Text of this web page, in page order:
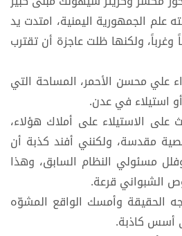
الجمهورية اليمنية، امتدت يد
ولكنها ظلت عاجزة أن تقترب
علي محسن الأحمر، المساحة التي
استيلاء في عدن.
على الاستيلاء على أملاك هؤلاء،
مقدسة، ولكنني أفند كذبة أن
مسئولي النظام السابق، وهذا
الشبواني قرعة.
الحقيقة وأمسك الواقع المشوّه
أسس كاذبة.